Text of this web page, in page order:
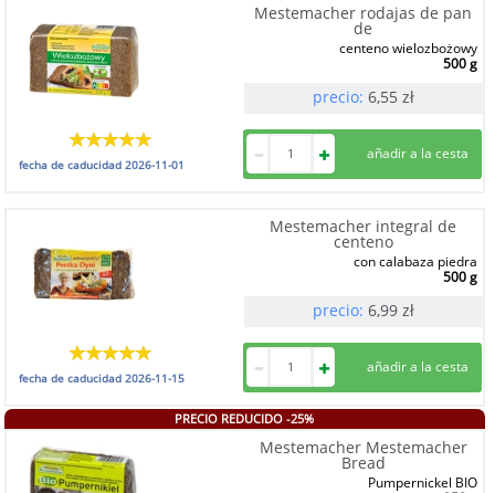
Mestemacher rodajas de pan
de
centeno wielozbożowy
500 g
precio: 6,55 zł
fecha de caducidad2026-11-01
Mestemacher integral de
centeno
con calabaza piedra
500 g
precio: 6,99 zł
fecha de caducidad2026-11-15
PRECIO REDUCIDO -25%
Mestemacher Mestemacher
Bread
Pumpernickel BIO